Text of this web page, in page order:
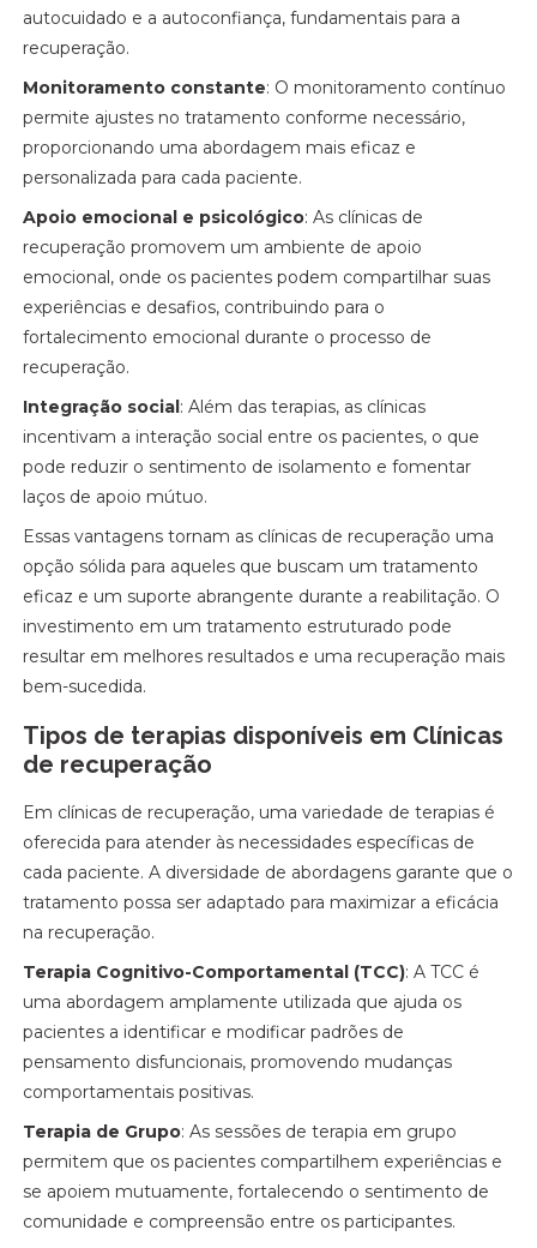
autocuidado e a autoconfiança, fundamentais para a
recuperação.
Monitoramento constante: O monitoramento contínuo
permite ajustes no tratamento conforme necessário,
proporcionando uma abordagem mais eficaz e
personalizada para cada paciente.
Apoio emocional e psicológico: As clínicas de
recuperação promovem um ambiente de apoio
emocional, onde os pacientes podem compartilhar suas
experiências e desafios, contribuindo para o
fortalecimento emocional durante o processo de
recuperação.
Integração social: Além das terapias, as clínicas
incentivam a interação social entre os pacientes, o que
pode reduzir o sentimento de isolamento e fomentar
laços de apoio mútuo.
Essas vantagens tornam as clínicas de recuperação uma
opção sólida para aqueles que buscam um tratamento
eficaz e um suporte abrangente durante a reabilitação. O
investimento em um tratamento estruturado pode
resultar em melhores resultados e uma recuperação mais
bem-sucedida.
Tipos de terapias disponíveis em Clínicas
de recuperação
Em clínicas de recuperação, uma variedade de terapias é
oferecida para atender às necessidades específicas de
cada paciente. A diversidade de abordagens garante que o
tratamento possa ser adaptado para maximizar a eficácia
na recuperação.
Terapia Cognitivo-Comportamental (TCC): A TCC é
uma abordagem amplamente utilizada que ajuda os
pacientes a identificar e modificar padrões de
pensamento disfuncionais, promovendo mudanças
comportamentais positivas.
Terapia de Grupo: As sessões de terapia em grupo
permitem que os pacientes compartilhem experiências e
se apoiem mutuamente, fortalecendo o sentimento de
comunidade e compreensão entre os participantes.